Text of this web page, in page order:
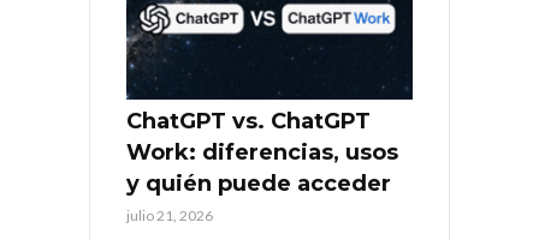
ChatGPT vs. ChatGPT
Work: diferencias, usos
y quién puede acceder
julio 21, 2026